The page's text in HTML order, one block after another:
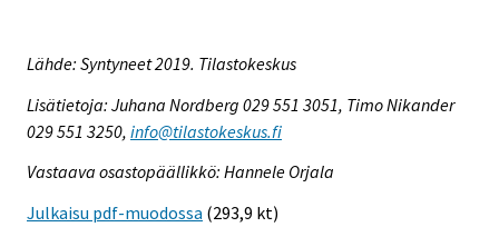
Lähde: Syntyneet 2019. Tilastokeskus
Lisätietoja: Juhana Nordberg 029 551 3051, Timo Nikander
029 551 3250, info@tilastokeskus.fi
Vastaava osastopäällikkö: Hannele Orjala
Julkaisu pdf-muodossa (293,9 kt)